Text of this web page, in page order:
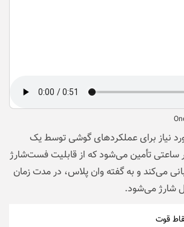
نیاز برای عملکردهای گوشی توسط یک
میلی‌آمپر ساعتی تأمین می‌شود که از قابلیت فست‌شارژ
پشتیبانی می‌کند و به گفته وان پلاس، در مدت زمان
شارژ می‌شود.
قوت